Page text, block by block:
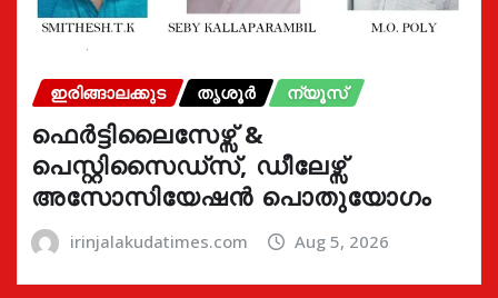
ഇരിങ്ങാലക്കുട തൃശൂർ ന്യൂസ്
ഫെർട്ടിലൈസേഴ്സ് &
പെസ്റ്റിസൈഡ്സ്, ഡീലേഴ്സ്
അസോസിയേഷൻ പൊതുയോഗം
irinjalakudatimes.com Aug 5, 2026